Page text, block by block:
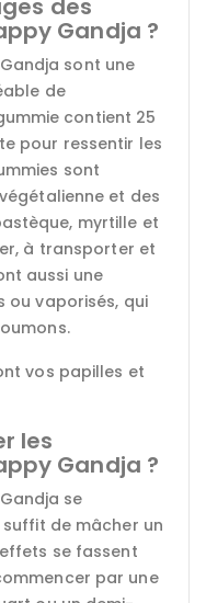
des
Gandja ?
sont une
de
contient 25
pour ressentir les
sont
et des
myrtille et
à transporter et
aussi une
ou vaporisés, qui
vos papilles et
les
Gandja ?
se
de mâcher un
se fassent
par une